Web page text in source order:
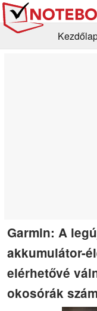
Garmin: A
akkumulátor-
elérhetővé
okosórák